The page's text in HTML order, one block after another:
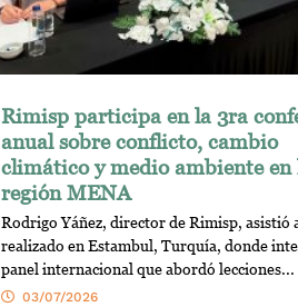
Rimisp participa en la 3ra
anual sobre conflicto, cambio
climático y medio ambiente en
región MENA
Rodrigo Yáñez, director de Rimisp, asistió
realizado en Estambul, Turquía, donde
panel internacional que abordó lecciones...
03/07/2026